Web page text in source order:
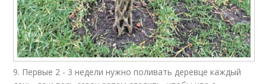
9. Первые 2 - 3 недели нужно поливать деревце каждый